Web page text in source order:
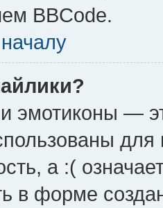
BBCode.
эмотиконы —
а :(
в форме